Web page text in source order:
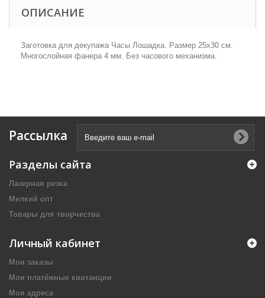
ОПИСАНИЕ
Заготовка для декупажа Часы Лошадка. Размер 25х30 см.
Многослойная фанера 4 мм. Без часового механизма.
Рассылка
Разделы сайта
Лазерная резка
Мелкий опт
Товары для творчества
Личный кабинет
Мои заказы
Мои платёжные квитанции
Мои адреса